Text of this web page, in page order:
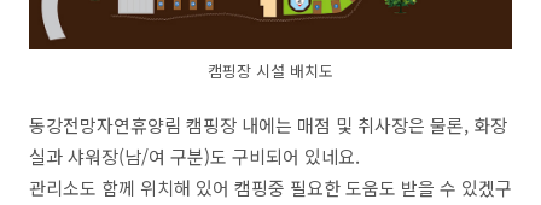
캠핑장 시설 배치도
동강전망자연휴양림 캠핑장 내에는 매점 및 취사장은 물론, 화장
실과 샤워장(남/여 구분)도 구비되어 있네요.
관리소도 함께 위치해 있어 캠핑중 필요한 도움도 받을 수 있겠구